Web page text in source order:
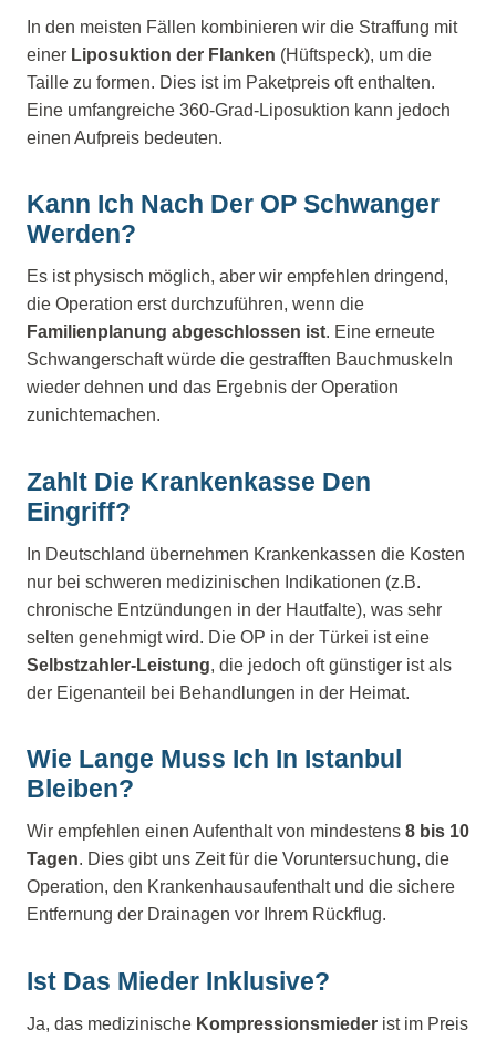
In den meisten Fällen kombinieren wir die Straffung mit
einer Liposuktion der Flanken (Hüftspeck), um die
Taille zu formen. Dies ist im Paketpreis oft enthalten.
Eine umfangreiche 360-Grad-Liposuktion kann jedoch
einen Aufpreis bedeuten.
Kann Ich Nach Der OP Schwanger
Werden?
Es ist physisch möglich, aber wir empfehlen dringend,
die Operation erst durchzuführen, wenn die
Familienplanung abgeschlossen ist. Eine erneute
Schwangerschaft würde die gestrafften Bauchmuskeln
wieder dehnen und das Ergebnis der Operation
zunichtemachen.
Zahlt Die Krankenkasse Den
Eingriff?
In Deutschland übernehmen Krankenkassen die Kosten
nur bei schweren medizinischen Indikationen (z.B.
chronische Entzündungen in der Hautfalte), was sehr
selten genehmigt wird. Die OP in der Türkei ist eine
Selbstzahler-Leistung, die jedoch oft günstiger ist als
der Eigenanteil bei Behandlungen in der Heimat.
Wie Lange Muss Ich In Istanbul
Bleiben?
Wir empfehlen einen Aufenthalt von mindestens 8 bis 10
Tagen. Dies gibt uns Zeit für die Voruntersuchung, die
Operation, den Krankenhausaufenthalt und die sichere
Entfernung der Drainagen vor Ihrem Rückflug.
Ist Das Mieder Inklusive?
Ja, das medizinische Kompressionsmieder ist im Preis